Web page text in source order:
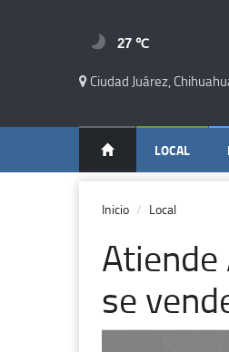
27 ℃
Ciudad Juárez,
LOCAL
Inicio Local
Atiende
se